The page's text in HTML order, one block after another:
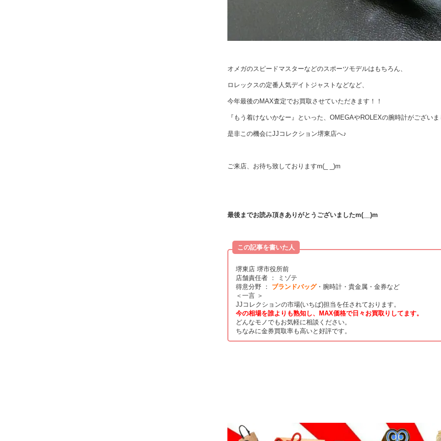
オメガのスピードマスターなどのスポーツモデルはもちろん、
ロレックスの定番人気デイトジャストなどなど、
今年最後のMAX査定でお買取させていただきます！！
『もう着けないかなー』といった、OMEGAやROLEXの腕時計がござい
是非この機会にJJコレクション堺東店へ♪
ご来店、お待ち致しておりますm(_ _)m
最後までお読み頂きありがとうございましたm(__)m
この記事を書いた人
堺東店 堺市役所前
店舗責任者 ： ミゾテ
得意分野 ：
ブランドバッグ・腕時計・貴金属・金券など
＜一言 ＞
JJコレクションの市場(いちば)担当を任されております。
今の相場を誰よりも熟知し、MAX価格で日々お買取りしてます。
どんなモノでもお気軽に相談ください。
ちなみに金券買取率も高いと好評です。